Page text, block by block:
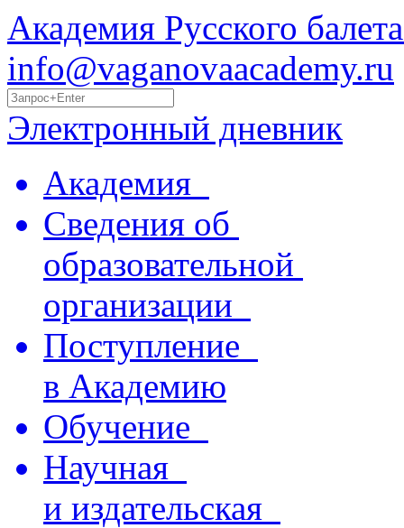
Академия Русского
info@vaganovaacademy.ru
Электронный дневник
Академия
Сведения об
образовательной
организации
Поступление
в Академию
Обучение
Научная
и издательская